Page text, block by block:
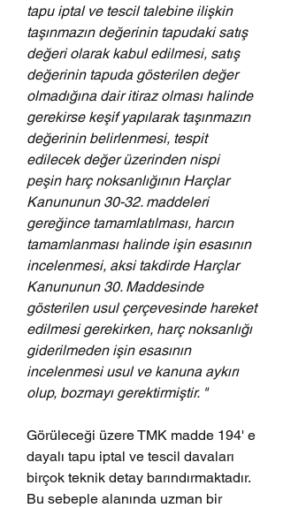
tapu iptal ve tescil talebine ilişkin
taşınmazın değerinin tapudaki satış
değeri olarak kabul edilmesi, satış
değerinin tapuda gösterilen değer
olmadığına dair itiraz olması halinde
gerekirse keşif yapılarak taşınmazın
değerinin belirlenmesi, tespit
edilecek değer üzerinden nispi
peşin harç noksanlığının Harçlar
Kanununun 30-32. maddeleri
gereğince tamamlatılması, harcın
tamamlanması halinde işin esasının
incelenmesi, aksi takdirde Harçlar
Kanununun 30. Maddesinde
gösterilen usul çerçevesinde hareket
edilmesi gerekirken, harç noksanlığı
giderilmeden işin esasının
incelenmesi usul ve kanuna aykırı
olup, bozmayı gerektirmiştir. "
Görüleceği üzere TMK madde 194' e
dayalı tapu iptal ve tescil davaları
birçok teknik detay barındırmaktadır.
Bu sebeple alanında uzman bir